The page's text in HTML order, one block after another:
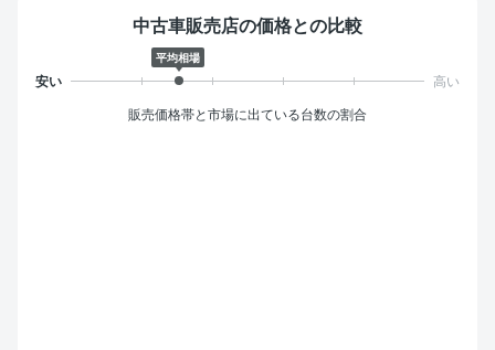
中古車販売店の価格との比較
平均相場
販売価格帯と市場に出ている台数の割合